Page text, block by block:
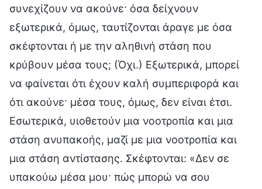
συνεχίζουν να ακούνε· όσα δείχνουν
εξωτερικά, όμως, ταυτίζονται άραγε με όσα
σκέφτονται ή με την αληθινή στάση που
κρύβουν μέσα τους; (Όχι.) Εξωτερικά, μπορεί
να φαίνεται ότι έχουν καλή συμπεριφορά και
ότι ακούνε· μέσα τους, όμως, δεν είναι έτσι.
Εσωτερικά, υιοθετούν μια νοοτροπία και μια
στάση ανυπακοής, μαζί με μια νοοτροπία και
μια στάση αντίστασης. Σκέφτονται: «Δεν σε
υπακούω μέσα μου· πώς μπορώ να σου